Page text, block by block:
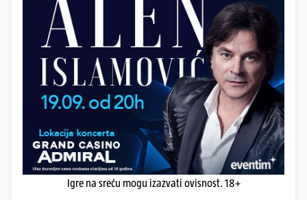
Igre na sreću mogu izazvati ovisnost. 18+